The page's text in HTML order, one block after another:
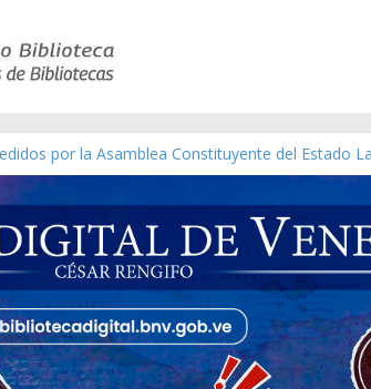
por la Asamblea Constituyente del Estado
año CXXXIII Mes V, Caracas 09 de marzo
Bor